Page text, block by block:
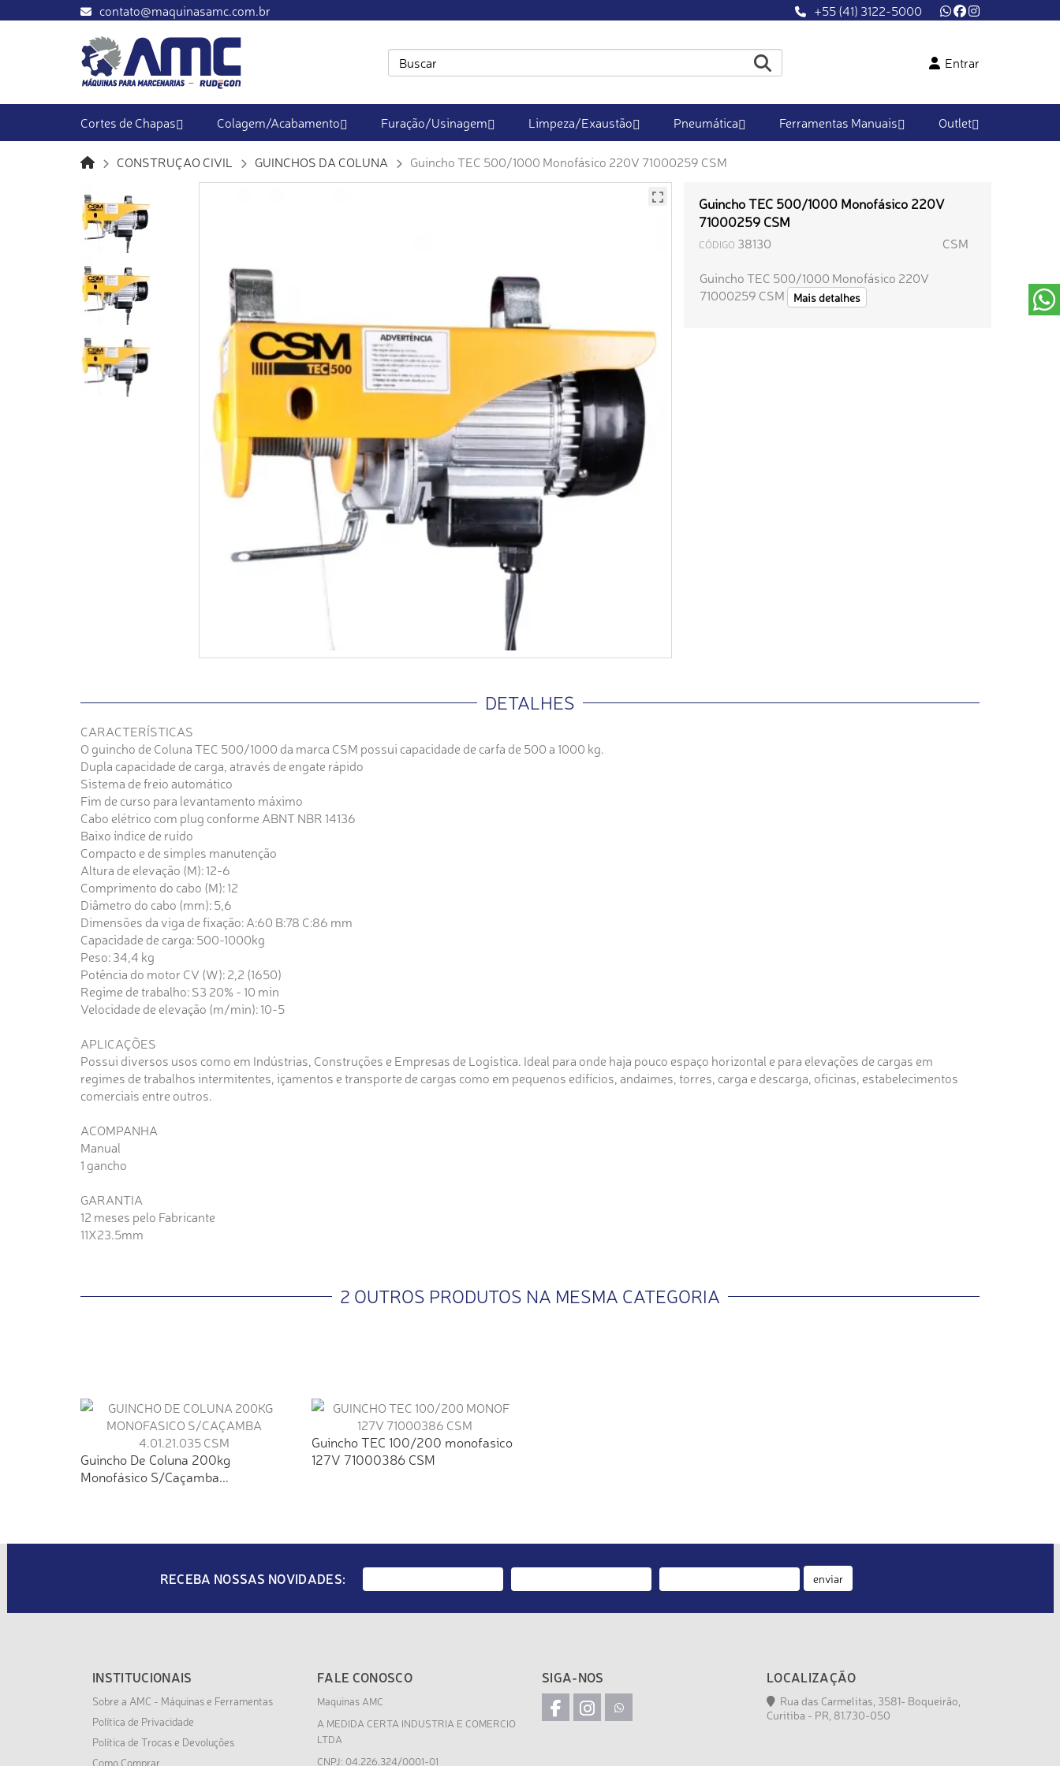
contato@maquinasamc.com.br +55 (41) 3122-5000
Entrar
Cortes de Chapas Colagem/Acabamento Furação/Usinagem Limpeza/Exaustão Pneumática Ferramentas Manuais Outlet
CONSTRUÇAO CIVIL GUINCHOS DA COLUNA Guincho TEC 500/1000 Monofásico 220V 71000259 CSM
Guincho TEC 500/1000 Monofásico 220V
71000259 CSM
CÓDIGO 38130
CSM
Guincho TEC 500/1000 Monofásico 220V
71000259 CSM
Mais detalhes
DETALHES
CARACTERÍSTICAS
O guincho de Coluna TEC 500/1000 da marca CSM possui capacidade de carfa de 500 a 1000 kg.
Dupla capacidade de carga, através de engate rápido
Sistema de freio automático
Fim de curso para levantamento máximo
Cabo elétrico com plug conforme ABNT NBR 14136
Baixo índice de ruído
Compacto e de simples manutenção
Altura de elevação (M): 12-6
Comprimento do cabo (M): 12
Diâmetro do cabo (mm): 5,6
Dimensões da viga de fixação: A:60 B:78 C:86 mm
Capacidade de carga: 500-1000kg
Peso: 34,4 kg
Potência do motor CV (W): 2,2 (1650)
Regime de trabalho: S3 20% - 10 min
Velocidade de elevação (m/min): 10-5
APLICAÇÕES
Possui diversos usos como em Indústrias, Construções e Empresas de Logística. Ideal para onde haja pouco espaço horizontal e para elevações de cargas em
regimes de trabalhos intermitentes, içamentos e transporte de cargas como em pequenos edifícios, andaimes, torres, carga e descarga, oficinas, estabelecimentos
comerciais entre outros.
ACOMPANHA
Manual
1 gancho
GARANTIA
12 meses pelo Fabricante
11X23.5mm
2 OUTROS PRODUTOS NA MESMA CATEGORIA
Guincho De Coluna 200kg
Monofásico S/Caçamba...
Guincho TEC 100/200 monofasico
127V 71000386 CSM
RECEBA NOSSAS NOVIDADES: enviar
INSTITUCIONAIS
Sobre a AMC - Máquinas e Ferramentas
Política de Privacidade
Política de Trocas e Devoluções
Como Comprar
FALE CONOSCO
Maquinas AMC
A MEDIDA CERTA INDUSTRIA E COMERCIO
LTDA
CNPJ: 04.226.324/0001-01
SIGA-NOS LOCALIZAÇÃO
Rua das Carmelitas, 3581- Boqueirão,
Curitiba - PR, 81.730-050